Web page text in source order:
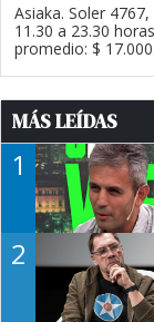
Asiaka. Soler
11.30 a 23.30
promedio: $ 17.000.
MÁS LEÍDAS
1
2